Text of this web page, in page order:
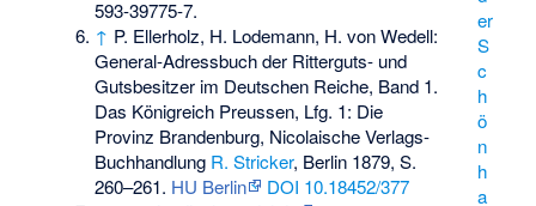
er
S
c
h
ö
n
h
a
593-39775-7.
↑ P. Ellerholz, H. Lodemann, H. von Wedell:
General-Adressbuch der Ritterguts- und
Gutsbesitzer im Deutschen Reiche, Band 1.
Das Königreich Preussen, Lfg. 1: Die
Provinz Brandenburg, Nicolaische Verlags-
Buchhandlung R. Stricker, Berlin 1879, S.
260–261. HU Berlin
DOI 10.18452/377